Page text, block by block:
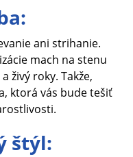
ani strihanie.
mach na stenu
živý roky. Takže,
ktorá vás bude tešiť
štýl: